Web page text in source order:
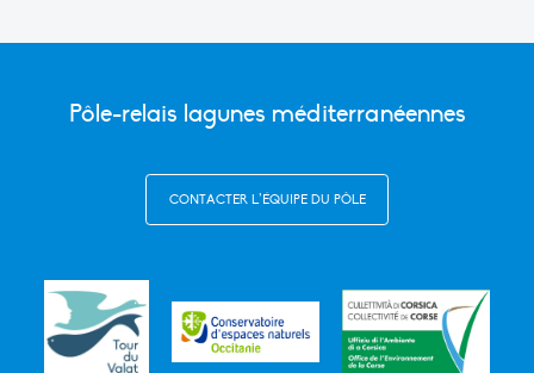
Pôle-relais lagunes méditerranéennes
CONTACTER L’ÉQUIPE DU PÔLE